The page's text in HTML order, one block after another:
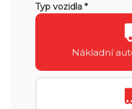
Typ vozidla *
Nákladní